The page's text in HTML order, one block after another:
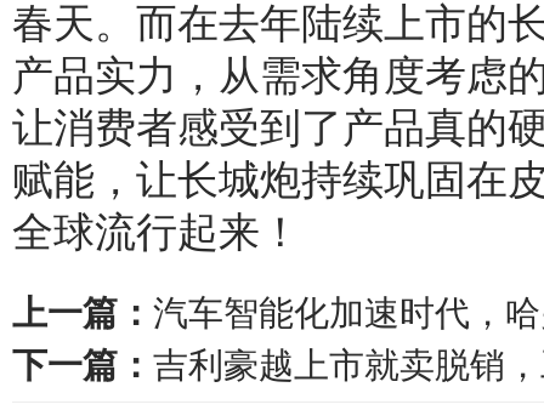
春天。而在去年陆续上市的
产品实力，从需求角度考虑
让消费者感受到了产品真的
赋能，让长城炮持续巩固在
全球流行起来！
上一篇： 汽车智能化加速时代，
下一篇： 吉利豪越上市就卖脱销